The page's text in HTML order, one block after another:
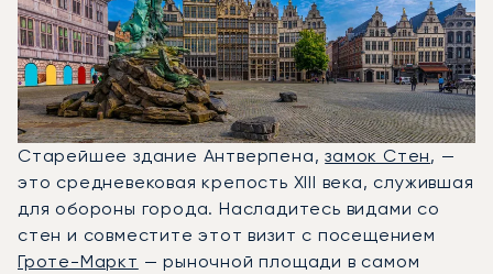
Старейшее здание Антверпена,замок Стен, —
это средневековая крепость XIII века, служившая
для обороны города. Насладитесь видами со
стен и совместите этот визит с посещением
Гроте-Маркт — рыночной площади в самом